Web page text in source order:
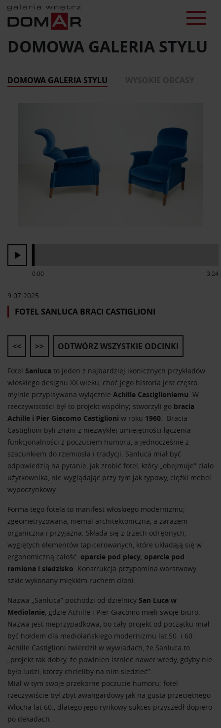
DOMOWA GALERIA STYLU
DOMOWA GALERIA STYLU
9.07.2025
FOTEL SANLUCA BRACI CASTIGLIONI
Fotel Sanluca to jeden z najbardziej ikonicznych przykładów
włoskiego designu XX wieku, choć jego historia jest często
mylnie przypisywana wyłącznie Achille Castiglioniemu. W
rzeczywistości był to projekt wspólny; stworzyli go bracia
Achille i Pier Giacomo Castiglioni w roku 1960. Bracia
Castiglioni byli znani z niezwykłej umiejętności łączenia
funkcjonalności z poczuciem humoru, a jednocześnie z
szacunkiem do rzemiosła i tradycji. Sanluca miał być
odpowiedzią na pytanie, jak zrobić fotel, który „obejmuje” ciało
użytkownika, nie wyglądając przy tym jak typowy, ciężki mebel
wypoczynkowy.
Forma tego fotela to manifest włoskiego modernizmu;
zgeometryzowana, niemal architektoniczna, a zarazem
organiczna i przyjazna. Składa się z trzech odrębnych,
wygiętych elementów tapicerowanych, które układają się w
ergonomiczną całość: oparcie pod plecy, oparcie pod
ramiona i siedzisko. Konstrukcja przypomina warstwowy
szkic wykonany miękkim ruchem dłoni.
Nazwa „Sanluca” pochodzi od dzielnicy San Luca w
Mediolanie, gdzie Achille i Pier Giacomo mieli swoje biuro.
Nazwa jest nieprzypadkowa, bo cały projekt od początku miał
być hołdem dla mediolańskiego modernizmu lat 50. i 60.
Achille Castiglioni twierdził w wywiadach, że Sanluca to
„projekt tak dobry, że powinien istnieć nawet wtedy, gdyby nie
było ludzi, którzy chcieliby na nim siedzieć”.
Miał w tym swoje przekorne poczucie humoru; fotel
rzeczywiście był zbyt awangardowy jak na gusta przeciętnego
Włocha lat 60., dlatego jego rynkowy sukces przyszedł dopiero
po dekadach.
0:00 3:24
<< >> ODTWÓRZ WSZYSTKIE ODCINKI